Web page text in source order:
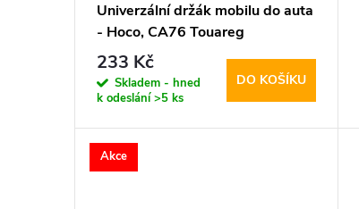
t
d
u
Univerzální držák mobilu do auta
- Hoco, CA76 Touareg
233 Kč
Skladem - hned
k odeslání>5 ks
DO KOŠÍKU
Akce